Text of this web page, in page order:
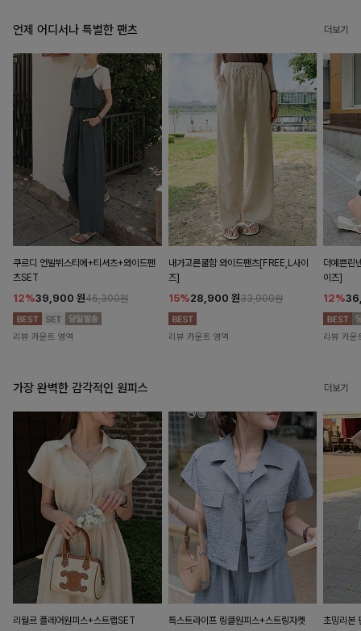
언제 어디서나 특별한 팬츠 더보기
쿠르디 언발뷔스티에+티셔츠+와이드팬
츠SET
12%39,900 원45,300원
리뷰 카운트 영역
내가고른쿨함 와이드팬츠[FREE,L사이
즈]
15%28,900 원33,900원
리뷰 카운트 영역
더예쁜린
이즈]
12%
리뷰 카운
가장 완벽한 감각적인 원피스 더보기
리월르 플레어원피스+스트랩SET
특스트라이프 링클원피스+스트링자켓
초밍리본